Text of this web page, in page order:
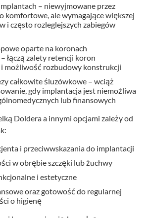
– niewyjmowane przez
komfortowe, ale wymagające większej
i często rozleglejszych zabiegów
oparte na koronach
łączą zalety retencji koron
możliwość rozbudowy konstrukcji
całkowite śluzówkowe – wciąż
gdy implantacja jest niemożliwa
lub finansowych
Doldera a innymi opcjami zależy od
i przeciwwskazania do implantacji
w obrębie szczęki lub żuchwy
i estetyczne
oraz gotowość do regularnej
o higienę